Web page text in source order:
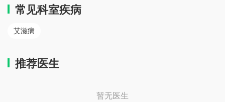
骨质疏松 心肌梗塞（心肌病）
小儿癫痫
常见科室疾病
艾滋病
推荐医生
暂无医生